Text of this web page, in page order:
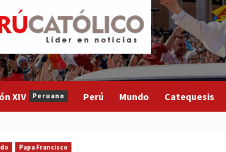
XIV Peruano Perú Mundo Catequesis
Papa Francisco